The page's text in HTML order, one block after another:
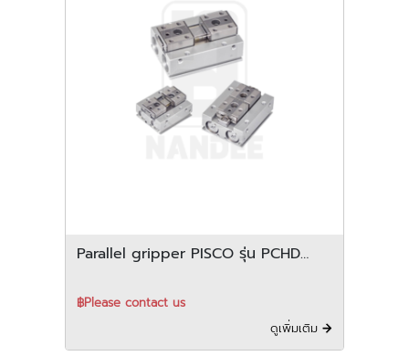
Parallel gripper PISCO รุ่น PCHD
฿Please contact us
ดูเพิ่มเติม